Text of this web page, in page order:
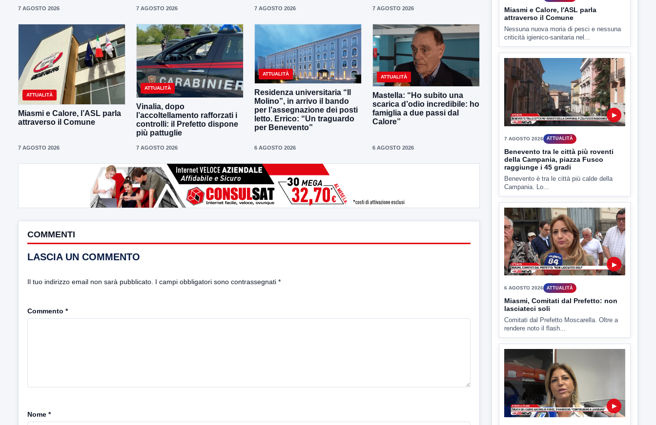
7 AGOSTO 2026 7 AGOSTO 2026 7 AGOSTO 2026 7 AGOSTO 2026
ATTUALITÀ
Miasmi e Calore, l’ASL parla
attraverso il Comune
7 AGOSTO 2026
ATTUALITÀ
Vinalia, dopo
l’accoltellamento rafforzati i
controlli: il Prefetto dispone
più pattuglie
7 AGOSTO 2026
ATTUALITÀ
Residenza universitaria “Il
Molino”, in arrivo il bando
per l’assegnazione dei posti
letto. Errico: “Un traguardo
per Benevento”
6 AGOSTO 2026
ATTUALITÀ
Mastella: “Ho subito una
scarica d’odio incredibile: ho
famiglia a due passi dal
Calore”
6 AGOSTO 2026
COMMENTI
LASCIA UN COMMENTO
Il tuo indirizzo email non sarà pubblicato. I campi obbligatori sono contrassegnati *
Commento *
Nome *
Miasmi e Calore, l'ASL parla
attraverso il Comune
Nessuna nuova moria di pesci e nessuna
criticità igienico-sanitaria nel...
▶
7 AGOSTO 2026
Benevento tra le città più roventi
della Campania, piazza Fusco
raggiunge i 45 gradi
Benevento è tra le città più calde della
Campania. Lo...
▶
Miasmi, Comitati dal Prefetto: non
lasciateci soli
rendere noto il flash...